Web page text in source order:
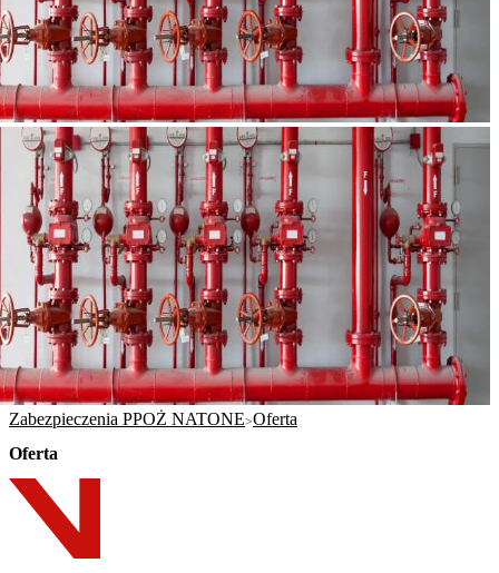
Zabezpieczenia PPOŻ NATONE Oferta
Oferta